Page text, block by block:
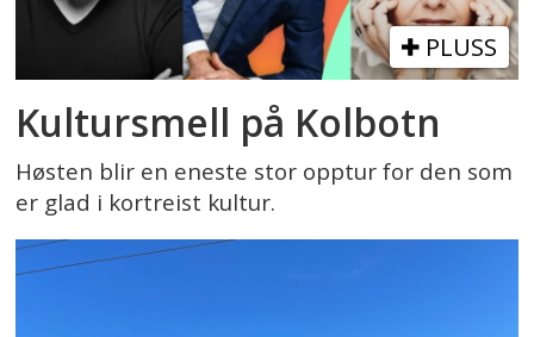
PLUSS
Kultursmell på Kolbotn
Høsten blir en eneste stor opptur for den som
er glad i kortreist kultur.